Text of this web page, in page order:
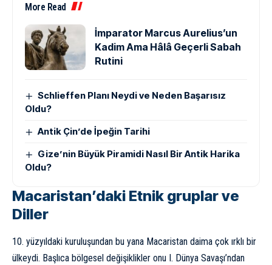
More Read
İmparator Marcus Aurelius’un
Kadim Ama Hâlâ Geçerli Sabah
Rutini
Schlieffen Planı Neydi ve Neden Başarısız
Oldu?
Antik Çin’de İpeğin Tarihi
Gize’nin Büyük Piramidi Nasıl Bir Antik Harika
Oldu?
Macaristan’daki Etnik gruplar ve
Diller
10. yüzyıldaki kuruluşundan bu yana Macaristan daima çok ırklı bir
ülkeydi. Başlıca bölgesel değişiklikler onu I. Dünya Savaşı’ndan